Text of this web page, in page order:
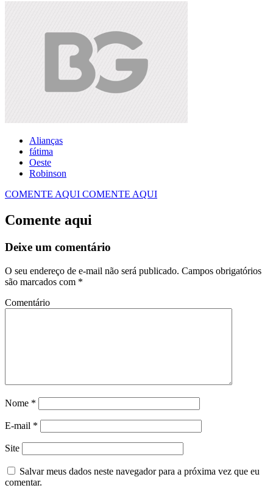
Alianças
fátima
Oeste
Robinson
COMENTE AQUI COMENTE AQUI
Comente aqui
Deixe um comentário
O seu endereço de e-mail não será publicado. Campos obrigatórios
são marcados com *
Comentário
Nome *
E-mail *
Site
Salvar meus dados neste navegador para a próxima vez que eu
comentar.